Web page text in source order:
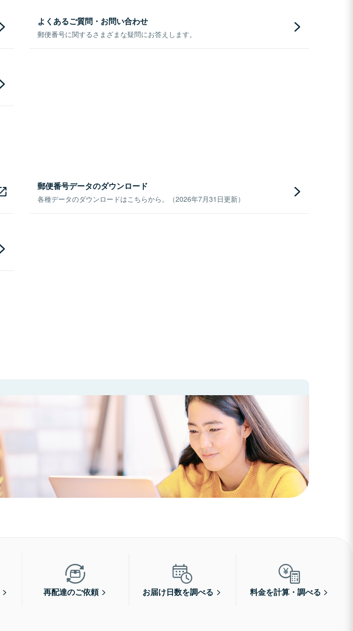
よくあるご質問・お問い合わせ
郵便番号に関するさまざまな疑問にお答えします。
郵便番号データのダウンロード
各種データのダウンロードはこちらから。（2026年7月31日更新）
再配達のご依頼 お届け日数を調べる 料金を計算・調べる